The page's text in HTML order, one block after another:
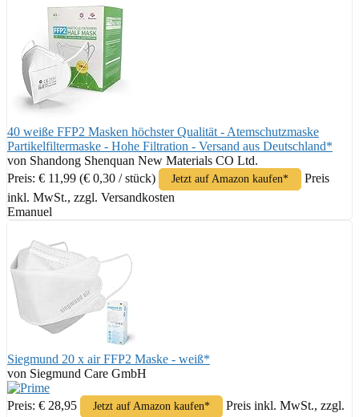
40 weiße FFP2 Masken höchster Qualität - Atemschutzmaske
Partikelfiltermaske - Hohe Filtration - Versand aus Deutschland*
von Shandong Shenquan New Materials CO Ltd.
Preis: € 11,99 (€ 0,30 / stück) Jetzt auf Amazon kaufen*
Preis
inkl. MwSt., zzgl. Versandkosten
Emanuel
Siegmund 20 x air FFP2 Maske - weiß*
von Siegmund Care GmbH
Preis: € 28,95 Jetzt auf Amazon kaufen*
Preis inkl. MwSt., zzgl.